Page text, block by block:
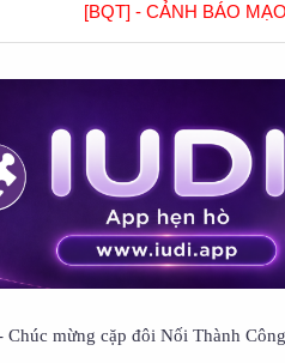
[BQT] - CẢNH BÁO
Chúc mừng cặp đôi Nối Thành